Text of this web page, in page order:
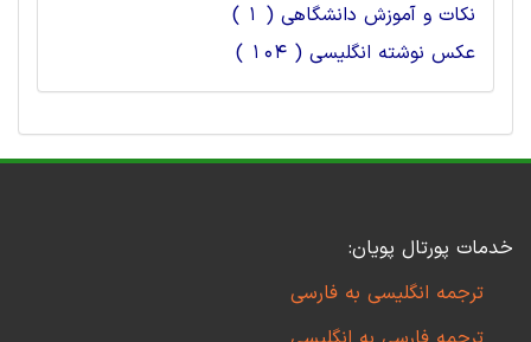
نکات و آموزش دانشگاهی ( 1 )
عکس نوشته انگلیسی ( 104 )
خدمات پورتال پویان:
ترجمه انگلیسی به فارسی